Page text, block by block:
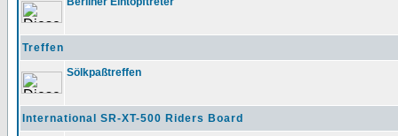
Treffen
Sölkpaßtreffen
International SR-XT-500 Riders Board